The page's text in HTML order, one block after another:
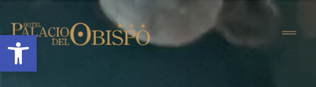
Abrir barra de herramientas